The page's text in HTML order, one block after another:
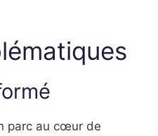
parc au cœur de